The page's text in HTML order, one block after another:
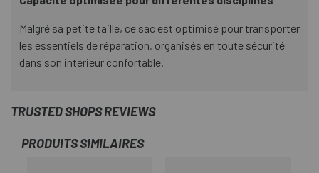
Malgré sa petite taille, ce sac est optimisé pour transporter
les essentiels de réparation, organisés en toute sécurité
dans son intérieur confortable.
TRUSTED SHOPS REVIEWS
PRODUITS SIMILAIRES